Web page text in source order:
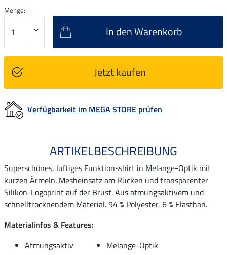
Menge:
In den Warenkorb
Jetzt kaufen
Verfügbarkeit im MEGA STORE prüfen
ARTIKELBESCHREIBUNG
Superschönes, luftiges Funktionsshirt in Melange-Optik mit
kurzen Ärmeln. Mesheinsatz am Rücken und transparenter
Silikon-Logoprint auf der Brust. Aus atmungsaktivem und
schnelltrocknendem Material. 94 % Polyester, 6 % Elasthan.
Materialinfos & Features:
Atmungsaktiv
Melange-Optik